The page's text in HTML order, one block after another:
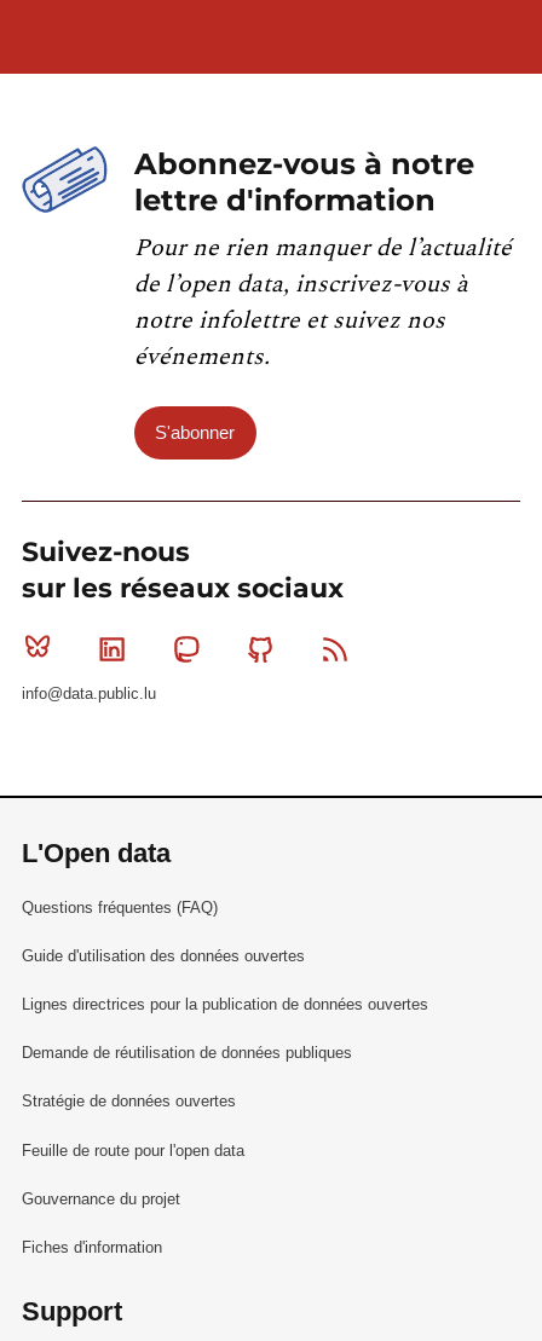
Abonnez-vous à notre
lettre d'information
Pour ne rien manquer de l’actualité
de l’open data, inscrivez-vous à
notre infolettre et suivez nos
événements.
S'abonner
Suivez-nous
sur les réseaux sociaux
Bluesky Linkedin MastodonGithub
info@data.public.lu
L'Open data
Questions fréquentes (FAQ)
Guide d'utilisation des données ouvertes
Lignes directrices pour la publication de données ouvertes
Demande de réutilisation de données publiques
Stratégie de données ouvertes
Feuille de route pour l'open data
Gouvernance du projet
Fiches d'information
Support